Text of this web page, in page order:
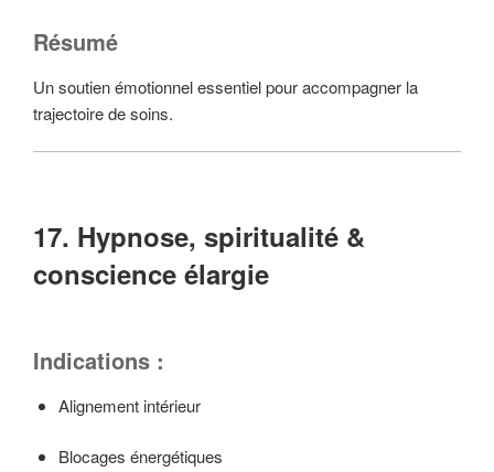
Résumé
Un soutien émotionnel essentiel pour accompagner la
trajectoire de soins.
17. Hypnose, spiritualité &
conscience élargie
Indications :
Alignement intérieur
Blocages énergétiques